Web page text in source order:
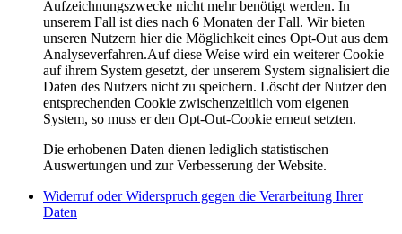
Aufzeichnungszwecke nicht mehr benötigt werden. In
unserem Fall ist dies nach 6 Monaten der Fall. Wir bieten
unseren Nutzern hier die Möglichkeit eines Opt-Out aus dem
Analyseverfahren.Auf diese Weise wird ein weiterer Cookie
auf ihrem System gesetzt, der unserem System signalisiert die
Daten des Nutzers nicht zu speichern. Löscht der Nutzer den
entsprechenden Cookie zwischenzeitlich vom eigenen
System, so muss er den Opt-Out-Cookie erneut setzten.
Die erhobenen Daten dienen lediglich statistischen
Auswertungen und zur Verbesserung der Website.
Widerruf oder Widerspruch gegen die Verarbeitung Ihrer
Daten